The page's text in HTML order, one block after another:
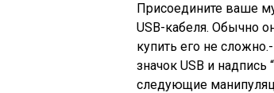
Присоедините ваше
USB-кабеля. Обычно
купить его не
значок USB и надпись
следующие